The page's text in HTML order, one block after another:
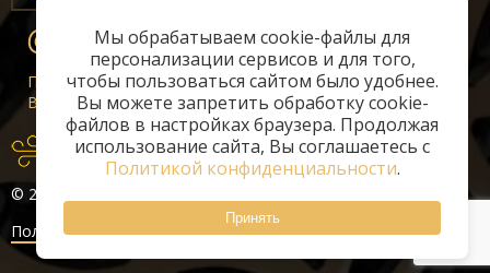
Мы обрабатываем cookie-файлы для
персонализации сервисов и для того,
чтобы пользоваться сайтом было удобнее.
Вы можете запретить обработку cookie-
файлов в настройках браузера. Продолжая
использование сайта, Вы соглашаетесь с
Политикой конфиденциальности.
Принять
info@classicair.ru
Пн-Сб:10 — 20
Вс:
10 — 19
© 2026 «ClassicAir»
Политика конфиденциальности